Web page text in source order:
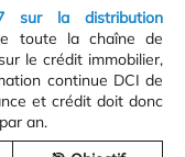
sur la distribution
toute la chaîne de
le crédit immobilier,
continue DCI de
et crédit doit donc
an.